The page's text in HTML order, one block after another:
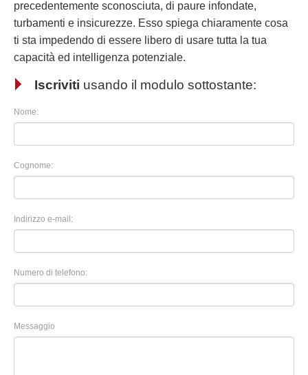
precedentemente sconosciuta, di paure infondate,
turbamenti e insicurezze. Esso spiega chiaramente cosa
ti sta impedendo di essere libero di usare tutta la tua
capacità ed intelligenza potenziale.
Iscriviti usando il modulo sottostante:
Nome:
Cognome:
Indirizzo e-mail:
Numero di telefono:
Messaggio